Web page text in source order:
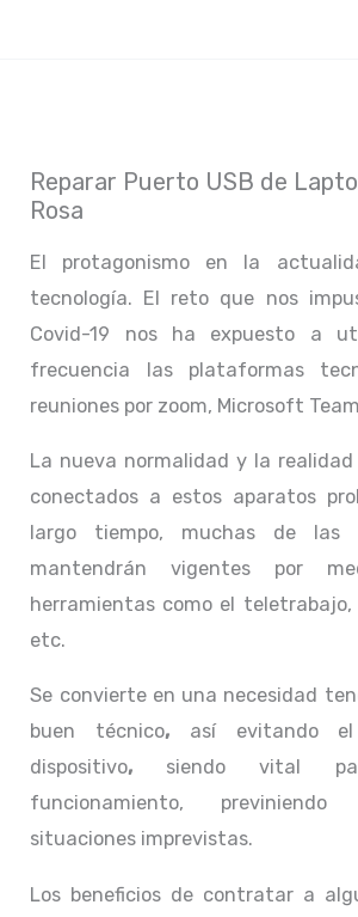
Reparar Puerto USB de
Rosa
El protagonismo en la
tecnología. El reto que nos
Covid-19 nos ha expuesto a
frecuencia las plataformas
reuniones por zoom, Microsoft
La nueva normalidad y la
conectados a estos aparatos
largo tiempo, muchas de las
mantendrán vigentes por
herramientas como el
etc.
Se convierte en una necesidad
buen técnico, así evitando
dispositivo, siendo vital
funcionamiento,
situaciones imprevistas.
Los beneficios de contratar a